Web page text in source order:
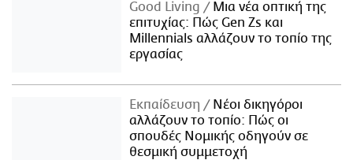
Good Living
Μια νέα οπτική της
επιτυχίας: Πώς Gen Zs και
Millennials αλλάζουν το τοπίο της
εργασίας
Εκπαίδευση
Νέοι δικηγόροι
αλλάζουν το τοπίο: Πώς οι
σπουδές Νομικής οδηγούν σε
θεσμική συμμετοχή